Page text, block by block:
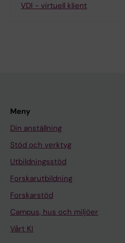
VDI - virtuell klient
Meny
Din anställning
Stöd och verktyg
Utbildningsstöd
Forskarutbildning
Forskarstöd
Campus, hus och miljöer
Vårt KI